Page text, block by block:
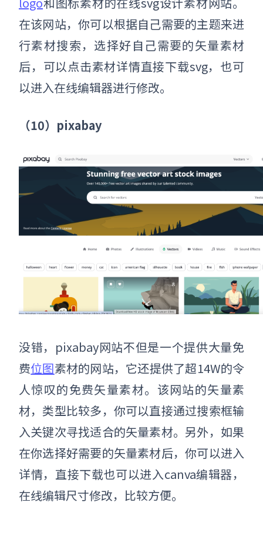
在该网站，你可以根据自己需要的主题来进
行素材搜索，选择好自己需要的矢量素材
后，可以点击素材详情直接下载svg，也可
以进入在线编辑器进行修改。
（10）pixabay
没错，pixabay网站不但是一个提供大量免
费位图素材的网站，它还提供了超14W的令
人惊叹的免费矢量素材。该网站的矢量素
材，类型比较多，你可以直接通过搜索框输
入关键次寻找适合的矢量素材。另外，如果
在你选择好需要的矢量素材后，你可以进入
详情，直接下载也可以进入canva编辑器，
在线编辑尺寸修改，比较方便。